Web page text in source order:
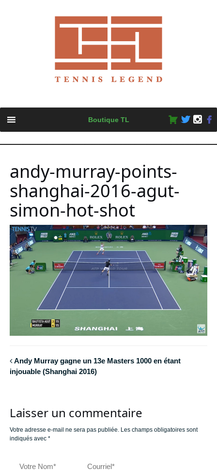
content
Boutique TL
andy-murray-points-
shanghai-2016-agut-
simon-hot-shot
Andy Murray gagne un 13e Masters 1000 en étant
injouable (Shanghai 2016)
Laisser un commentaire
Votre adresse e-mail ne sera pas publiée. Les champs obligatoires sont
indiqués avec *